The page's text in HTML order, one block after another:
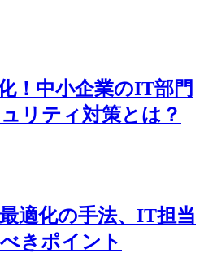
！中小企業のIT部門
リティ対策とは？
適化の手法、IT担当
きポイント